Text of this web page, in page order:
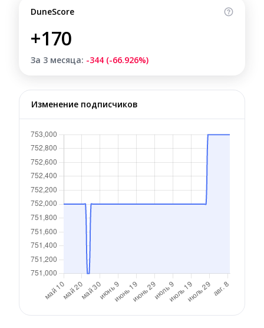
DuneScore
+170
За 3 месяца: -344 (-66.926%)
Изменение подписчиков